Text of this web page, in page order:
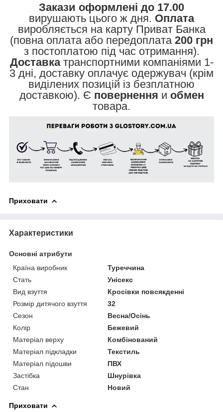
Закази оформлені до 17.00
вирушають цього ж дня. Оплата
виробляється на карту Приват Банка
(повна оплата або передоплата 200 грн
з постоплатою під час отримання).
Доставкатранспортними компаніями 1-
3 дні, доставку оплачує одержувач (крім
виділених позицій із безплатною
доставкою). Є повернення и обмен
товара.
Приховати
Характеристики
Основні атрибути
Країна виробник
Туреччина
Стать
Унісекс
Вид взуття
Кросівки повсякденні
Розмір дитячого взуття
32
Сезон
Весна/Осінь
Колір
Бежевий
Матеріал верху
Комбінований
Матеріал підкладки
Текстиль
Матеріал підошви
ПВХ
Застібка
Шнурівка
Стан
Новий
Приховати